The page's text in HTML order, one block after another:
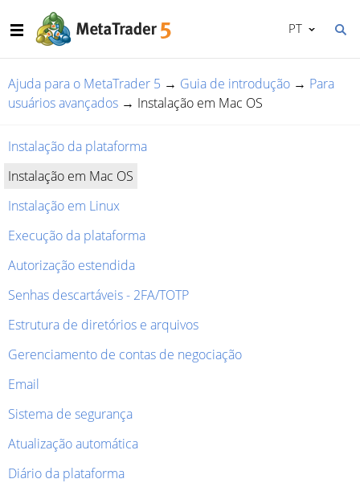
PT
Ajuda para o MetaTrader 5 → Guia de introdução → Para
usuários avançados → Instalação em Mac OS
Instalação da plataforma
Instalação em Mac OS
Instalação em Linux
Execução da plataforma
Autorização estendida
Senhas descartáveis - 2FA/TOTP
Estrutura de diretórios e arquivos
Gerenciamento de contas de negociação
Email
Sistema de segurança
Atualização automática
Diário da plataforma